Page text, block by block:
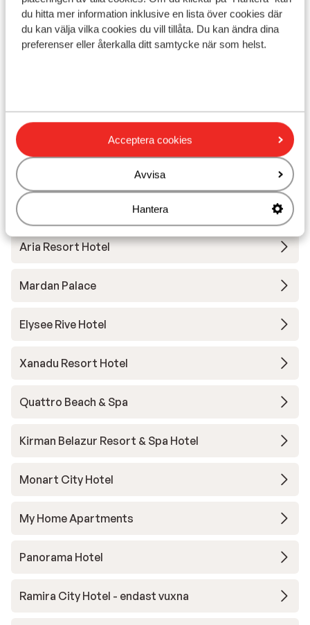
du hitta mer information inklusive en lista över cookies där
du kan välja vilka cookies du vill tillåta. Du kan ändra dina
preferenser eller återkalla ditt samtycke när som helst.
Acceptera cookies
Avvisa
Hantera
betød. Beliggenhed: God beliggenhed med
fin adgang til strand og de gamle ruiner.
Intet at komme efter der. Pris: Alt for dyrt
Avstånd till centrum: ca 200 m
Närmaste butiker ca 50 m
Närmaste restaurang ca 50 m
Dolmus ( till centrala mot betalning)
Andra boenden i Turkiets sydkust
Aria Resort Hotel
Mardan Palace
Elysee Rive Hotel
Xanadu Resort Hotel
Quattro Beach & Spa
Kirman Belazur Resort & Spa Hotel
Monart City Hotel
My Home Apartments
Panorama Hotel
Ramira City Hotel - endast vuxna